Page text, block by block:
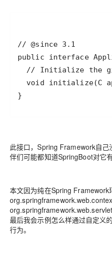
此接口，Spring Framework自
伴们可能都知道SpringBoot对它
本文因为纯在Spring Framework
最后我会示例怎么样通过自定义
行为。